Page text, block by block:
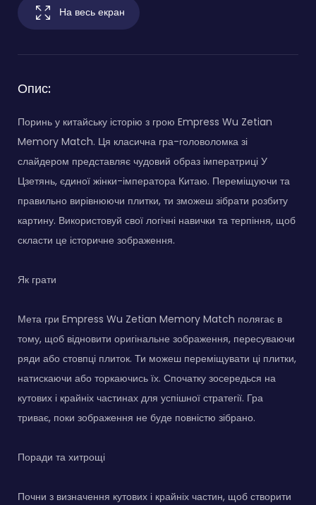
На весь екран
Опис:
Поринь у китайську історію з грою Empress Wu Zetian
Memory Match. Ця класична гра-головоломка зі
слайдером представляє чудовий образ імператриці У
Цзетянь, єдиної жінки-імператора Китаю. Переміщуючи та
правильно вирівнюючи плитки, ти зможеш зібрати розбиту
картину. Використовуй свої логічні навички та терпіння, щоб
скласти це історичне зображення.
Як грати
Мета гри Empress Wu Zetian Memory Match полягає в
тому, щоб відновити оригінальне зображення, пересуваючи
ряди або стовпці плиток. Ти можеш переміщувати ці плитки,
натискаючи або торкаючись їх. Спочатку зосередься на
кутових і крайніх частинах для успішної стратегії. Гра
триває, поки зображення не буде повністю зібрано.
Поради та хитрощі
Почни з визначення кутових і крайніх частин, щоб створити